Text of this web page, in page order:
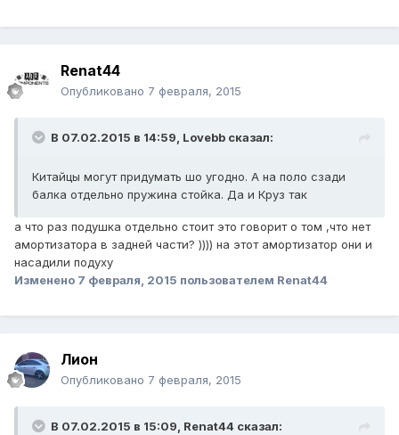
Renat44
Опубликовано 7 февраля, 2015
В 07.02.2015 в 14:59, Lovebb сказал:
Китайцы могут придумать шо угодно. А на поло сзади
балка отдельно пружина стойка. Да и Круз так
а что раз подушка отдельно стоит это говорит о том ,что нет
амортизатора в задней части? )))) на этот амортизатор они и
насадили подуху
Изменено 7 февраля, 2015 пользователем Renat44
Лион
Опубликовано 7 февраля, 2015
В 07.02.2015 в 15:09, Renat44 сказал: